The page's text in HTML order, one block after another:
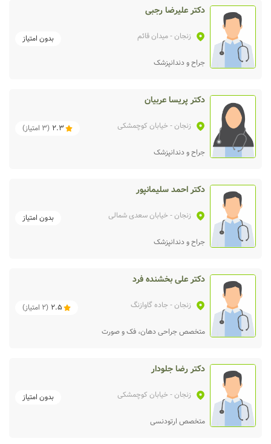
دکتر علیرضا رجبی
زنجان- میدان قائم بدون امتیاز
جراح و دندانپزشک
دکتر پریسا عربیان
زنجان- خیابان کوچمشکی 2.3
(
3 امتیاز)
جراح و دندانپزشک
دکتر احمد سلیمانپور
زنجان- خیابان سعدی شمالی بدون امتیاز
جراح و دندانپزشک
دکتر علی بخشنده فرد
زنجان- جاده گاوازنگ 2.5
(
2 امتیاز)
متخصص جراحی دهان، فک و صورت
دکتر رضا جلودار
زنجان- خیابان کوچمشکی بدون امتیاز
متخصص ارتودنسی